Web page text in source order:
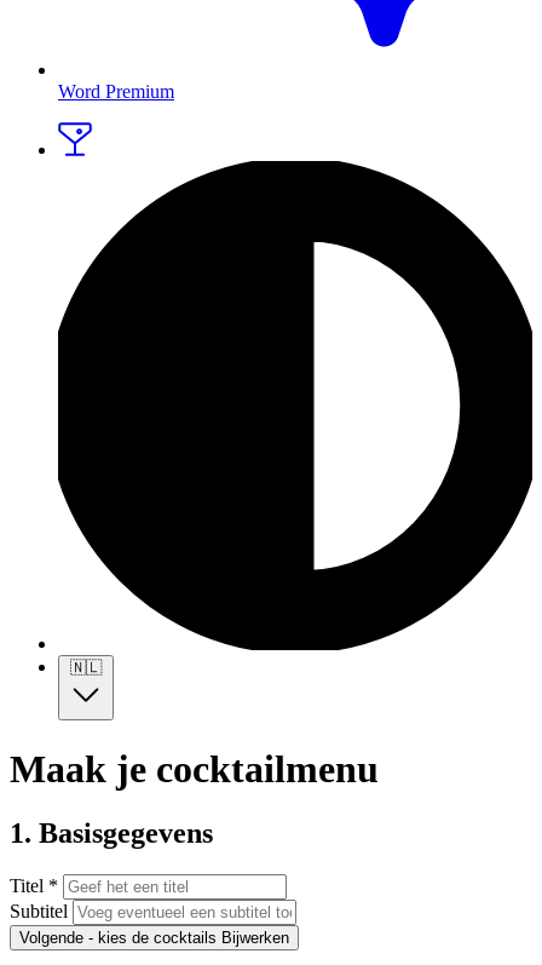
Word Premium
🇳🇱
Maak je cocktailmenu
1. Basisgegevens
Titel *
Subtitel
Volgende - kies de cocktails Bijwerken